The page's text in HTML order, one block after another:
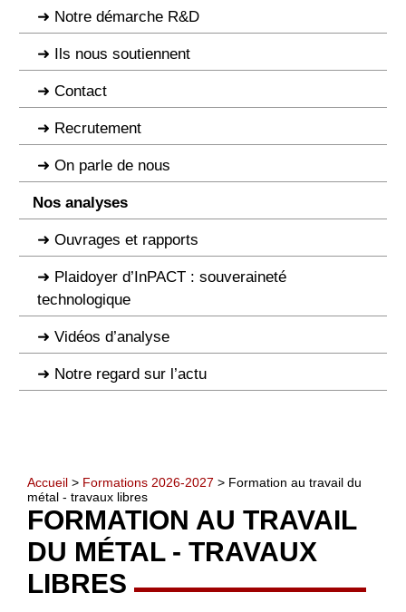
Notre démarche R&D
Ils nous soutiennent
Contact
Recrutement
On parle de nous
Nos analyses
Ouvrages et rapports
Plaidoyer d’InPACT : souveraineté
technologique
Vidéos d’analyse
Notre regard sur l’actu
Accueil > Formations 2026-2027 > Formation au travail du
métal - travaux libres
FORMATION AU TRAVAIL
DU MÉTAL - TRAVAUX
LIBRES